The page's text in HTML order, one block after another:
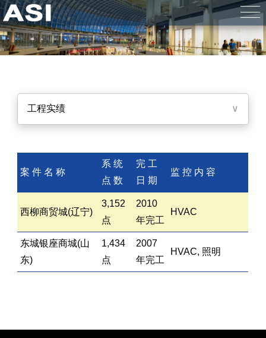
工程实绩 ∨
案 件 名 称
系 统
点 数
完 工
日 期
监 控 内 容
西柳商贸城(辽宁)
3,152
点
2010
年完工
HVAC
东城银座商城(山
东)
1,434
点
2007
年完工
HVAC, 照明